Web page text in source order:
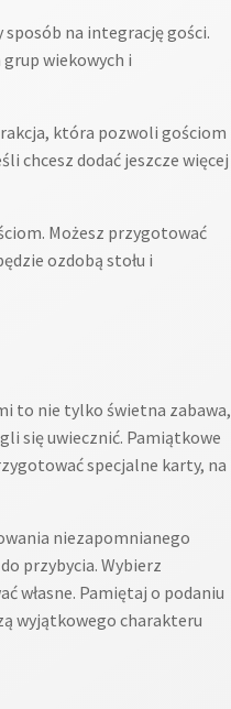
sposób na integrację gości.
wiekowych i
która pozwoli gościom
chcesz dodać jeszcze więcej
Możesz przygotować
ozdobą stołu i
to nie tylko świetna zabawa,
się uwiecznić. Pamiątkowe
specjalne karty, na
niezapomnianego
przybycia. Wybierz
własne. Pamiętaj o podaniu
wyjątkowego charakteru